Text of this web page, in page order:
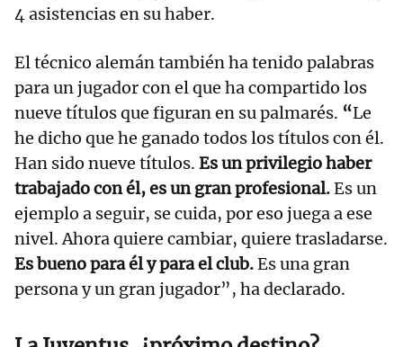
4 asistencias en su haber.
El técnico alemán también ha tenido palabras
para un jugador con el que ha compartido los
nueve títulos que figuran en su palmarés. “Le
he dicho que he ganado todos los títulos con él.
Han sido nueve títulos. Es un privilegio haber
trabajado con él, es un gran profesional.Es un
ejemplo a seguir, se cuida, por eso juega a ese
nivel. Ahora quiere cambiar, quiere trasladarse.
Es bueno para él y para el club.Es una gran
persona y un gran jugador”, ha declarado.